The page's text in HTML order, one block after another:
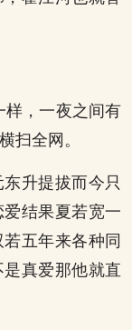
样，一夜之间有
扫全网。
升提拔而今只
结果夏若宽一
五年来各种同
真爱那他就直